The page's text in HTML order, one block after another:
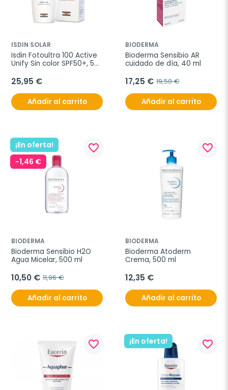
ISDIN SOLAR
Isdin Fotoultra 100 Active
Unify Sin color SPF50+, 50
25,95 €
Añadir al carrito
BIODERMA
Bioderma Sensibio AR
cuidado de día, 40 ml
17,25 € 19,50 €
Añadir al carrito
¡En oferta!
-1,46 €
favorite_border
BIODERMA
Bioderma Sensibio H2O
Agua Micelar, 500 ml
10,50 € 11,96 €
Añadir al carrito
favorite_border
BIODERMA
Bioderma Atoderm
Crema, 500 ml
12,35 €
Añadir al carrito
favorite_border ¡En oferta! favorite_border